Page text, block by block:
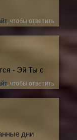
, чтобы ответить
- Эй Ты с
, чтобы ответить
дни